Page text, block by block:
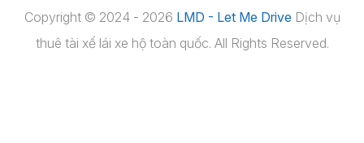
Copyright © 2024 - 2026 LMD - Let Me Drive Dịch vụ
thuê tài xế lái xe hộ toàn quốc. All Rights Reserved.